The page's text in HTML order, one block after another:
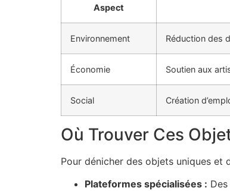
Aspect
Environnement Réduction des
Économie Soutien aux
Social Création
Où Trouver Ces
Pour dénicher des objets uniques et
Plateformes spécialisées :